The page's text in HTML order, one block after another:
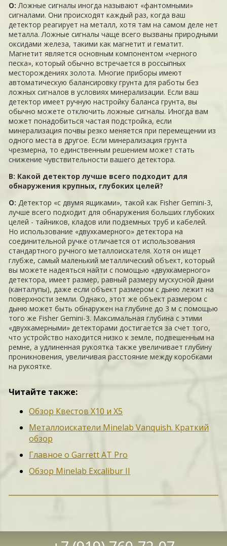
О: Ложные сигналы иногда называют «фантомными»
сигналами. Они происходят каждый раз, когда ваш
детектор реагирует на металл, хотя там на самом деле нет
металла. Ложные сигналы чаще всего вызваны природными
оксидами железа, такими как магнетит и гематит.
Магнетит является основным компонентом «черного
песка», который обычно встречается в россыпных
месторождениях золота. Многие приборы имеют
автоматическую балансировку грунта для работы без
ложных сигналов в условиях минерализации. Если ваш
детектор имеет ручную настройку баланса грунта, вы
обычно можете отключить ложные сигналы. Иногда вам
может понадобиться частая подстройка, если
минерализация почвы резко меняется при перемещении из
одного места в другое. Если минерализация грунта
чрезмерна, то единственным решением может стать
снижение чувствительности вашего детектора.
В: Какой детектор лучше всего подходит для
обнаружения крупных, глубоких целей?
О: Детектор «с двумя ящиками», такой как Fisher Gemini-3,
лучше всего подходит для обнаружения больших глубоких
целей - тайников, кладов или подземных труб и кабелей.
Но использование «двухкамерного» детектора на
соединительной ручке отличается от использования
стандартного ручного металлоискателя. Хотя он ищет
глубже, самый маленький металлический объект, который
вы можете надеяться найти с помощью «двухкамерного»
детектора, имеет размер, равный размеру мускусной дыни
(канталупы), даже если объект размером с дыню лежит на
поверхности земли. Однако, этот же объект размером с
дыню может быть обнаружен на глубине до 3 м с помощью
того же Fisher Gemini-3. Максимальная глубина с этими
«двухкамерными» детекторами достигается за счет того,
что устройство находится низко к земле, подвешенным на
ремне, а удлиненная рукоятка также увеличивает глубину
проникновения, увеличивая расстояние между коробками
на рукоятке.
Читайте также:
Обзор Квестов X10 и X5
Металлоискатели Minelab Vanquish. Краткий
обзор
Главное о Garrett AT Pro
Обзор Minelab Excalibur II